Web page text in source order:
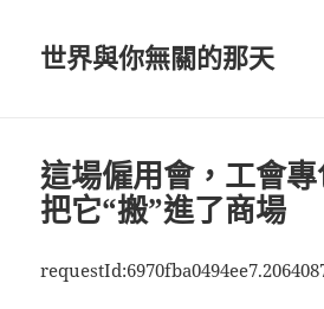
世界與你無關的那天
這場僱用會，工會
把它“搬”進了商場